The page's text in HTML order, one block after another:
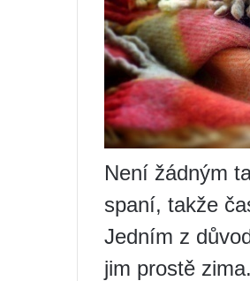
Není žádným
spaní, takže
Jedním z
jim prostě